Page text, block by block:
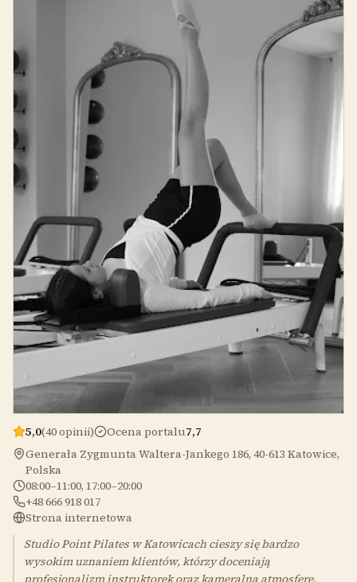
5,0(40 opinii) Ocena portalu7,7
Generała Zygmunta Waltera-Jankego 186, 40-613 Katowice,
Polska
08:00–11:00, 17:00–20:00
+48 666 918 017
Strona internetowa
Studio Point Pilates w Katowicach cieszy się bardzo
wysokim uznaniem klientów, którzy doceniają